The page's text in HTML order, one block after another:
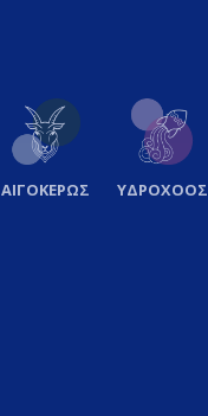
ΑΙΓΟΚΕΡΩΣ ΥΔΡΟΧΟΟΣ